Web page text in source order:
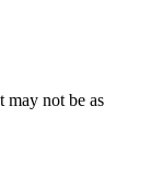
may not be as